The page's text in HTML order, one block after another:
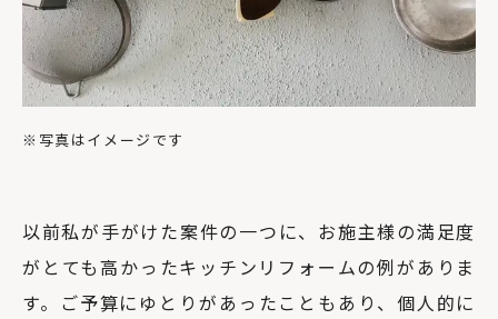
※写真はイメージです
以前私が手がけた案件の一つに、お施主様の満足度
がとても高かったキッチンリフォームの例がありま
す。ご予算にゆとりがあったこともあり、個人的に